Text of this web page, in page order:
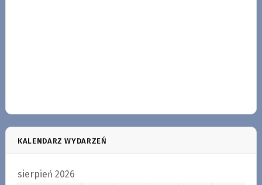
KALENDARZ WYDARZEŃ
sierpień 2026